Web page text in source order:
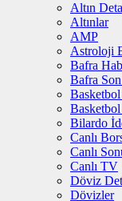
Altın
Altınlar
AMP
Astroloji
Bafra
Bafra
Basketbol
Bilardo
Canlı
Canlı
Canlı TV
Döviz
Dövizler